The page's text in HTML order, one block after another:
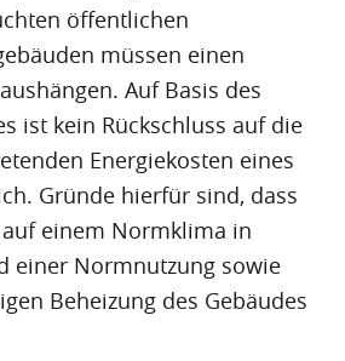
öffentlichen
müssen einen
aushängen. Auf Basis des
ist kein Rückschluss auf die
Energiekosten eines
Gründe hierfür sind, dass
einem Normklima in
einer Normnutzung sowie
Beheizung des Gebäudes